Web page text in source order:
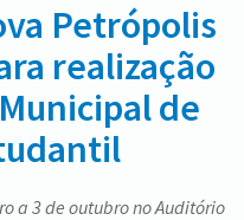
Petrópolis
realização
de
a 3 de outubro no Auditório